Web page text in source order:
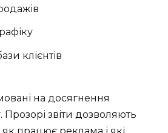
клієнтів
на досягнення
звіти дозволяють